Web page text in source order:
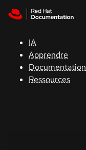
IA
Apprendre
Documentation
Ressources